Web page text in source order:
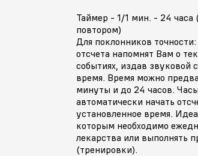
Таймер - 1/1 мин. - 24 часа
повтором)
Для поклонников
отсчета напомнят Вам о
событиях, издав звуковой
время. Время можно
минуты и до 24 часов.
автоматически начать
установленное время.
которым необходимо
лекарства или выполнять
(тренировки).